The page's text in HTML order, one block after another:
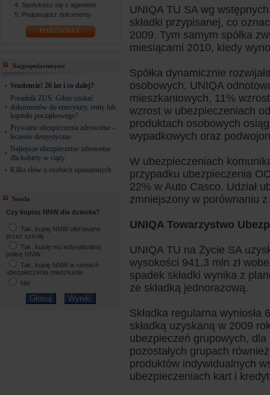
Spotykasz się z agentem
Podpisujesz dokumenty
PORÓWNAJ!
Najpopularniejsze
Studencie! 26 lat i co dalej?
Poradnik ZUS: Gdzie szukać
dokumentów do emerytury, renty lub
kapitału początkowego?
Prywatne ubezpieczenia zdrowotne –
leczenie dentystyczne
Najlepsze ubezpieczenie zdrowotne
dla kobiety w ciąży
Kilka słów o osobach uposażonych
Sonda
Czy kupisz NNW dla dziecka?
Tak, kupię NNW oferowane
przez szkołę
Tak, kupię mu indywidualną
polisę NNW
Tak, kupię NNW w ramach
ubezpieczenia mieszkania
Nie
UNIQA TU SA wg
składki przypisanej, co
2009. Tym samym spółka
miesiącami 2010, kiedy
Spółka dynamicznie
osobowych. UNIQA
mieszkaniowych, 11%
wzrost w ubezpieczeniach
produktach osobowych
wypadkowych oraz
W ubezpieczeniach
przypadku ubezpieczenia
22% w Auto Casco. Udział
zmniejszony w porównaniu
UNIQA Towarzystwo
UNIQA TU na Życie SA
wysokości 941,3 mln zł
spadek składki wynika z
ze składką jednorazową.
Składka regularna wyniosła
składką uzyskaną w 2009
ubezpieczeń grupowych,
pozostałych grupach
produktów indywidualnych
ubezpieczeniach kart i